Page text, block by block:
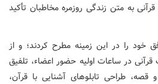
به متن زندگی روزمره مخاطبان تأکید
خود را در این زمینه مطرح کردند؛ و از
قرآنی در ساعات اولیه حضور اعضاء، تلفیق
قصه، طراحی تابلوهای آشنایی با قرآن،